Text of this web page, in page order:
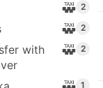
2
2
with
2
1